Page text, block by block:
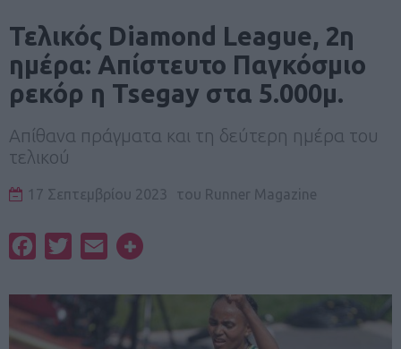
Τελικός Diamond League, 2η
ημέρα: Απίστευτο Παγκόσμιο
ρεκόρ η Tsegay στα 5.000μ.
Απίθανα πράγματα και τη δεύτερη ημέρα του
τελικού
17 Σεπτεμβρίου 2023 του Runner Magazine
FacebookTwitterEmail